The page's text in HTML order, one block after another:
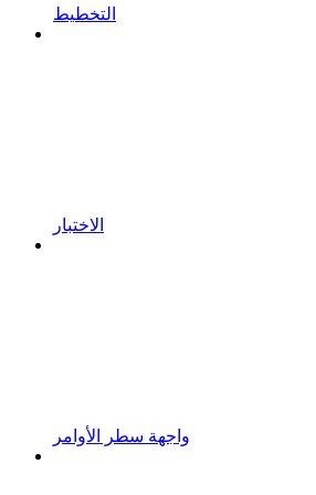
التخطيط
الاختبار
واجهة سطر الأوامر